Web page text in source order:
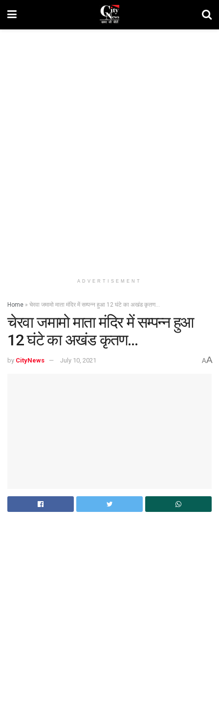
ADVERTISEMENT
Home » चेरवा जमामो माता मंदिर में सम्पन्न हुआ 12 घंटे का अखंड कृतण…
चेरवा जमामो माता मंदिर में सम्पन्न हुआ
12 घंटे का अखंड कृतण…
by CityNews July 10, 2021 AA